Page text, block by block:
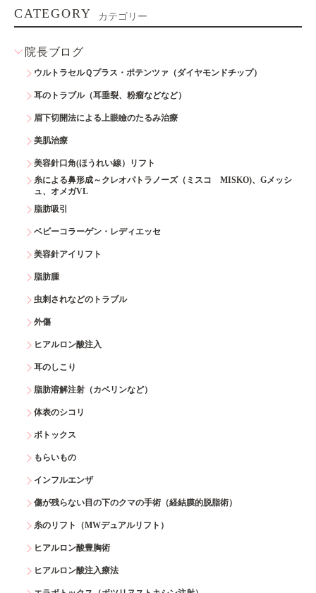
CATEGORY カテゴリー
院長ブログ
ウルトラセルＱプラス・ポテンツァ（ダイヤモンドチップ）
耳のトラブル（耳垂裂、粉瘤などなど）
眉下切開法による上眼瞼のたるみ治療
美肌治療
美容針口角(ほうれい線）リフト
糸による鼻形成～クレオパトラノーズ（ミスコ MISKO)、Gメッシ
ュ、オメガVL
脂肪吸引
ベビーコラーゲン・レディエッセ
美容針アイリフト
脂肪腫
虫刺されなどのトラブル
外傷
ヒアルロン酸注入
耳のしこり
脂肪溶解注射（カベリンなど）
体表のシコリ
ボトックス
もらいもの
インフルエンザ
傷が残らない目の下のクマの手術（経結膜的脱脂術）
糸のリフト（MWデュアルリフト）
ヒアルロン酸豊胸術
ヒアルロン酸注入療法